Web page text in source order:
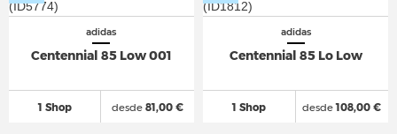
adidas
Centennial 85 Low 001
1 Shop desde81,00 €
adidas
Centennial 85 Lo Low
1 Shop desde108,00 €